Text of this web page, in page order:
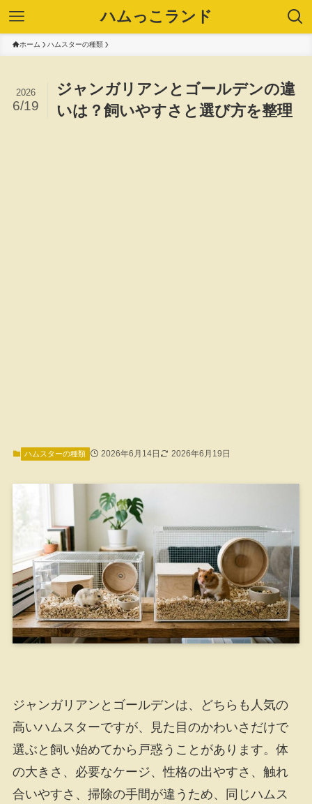
ハムっこランド
ホーム ハムスターの種類
ジャンガリアンとゴールデンの違
いは？飼いやすさと選び方を整理
2026
6/19
ハムスターの種類 2026年6月14日 2026年6月19日
ジャンガリアンとゴールデンは、どちらも人気の
高いハムスターですが、見た目のかわいさだけで
選ぶと飼い始めてから戸惑うことがあります。体
の大きさ、必要なケージ、性格の出やすさ、触れ
合いやすさ、掃除の手間が違うため、同じハムス